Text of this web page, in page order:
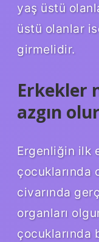
yaş üstü
üstü olanlar
girmelidir.
Erkekler
azgın
Ergenliğin ilk
çocuklarında
civarında
organları
çocuklarında